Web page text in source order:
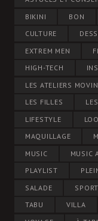
BIKINI
BON
CULTURE
EXTREM MEN
HIGH-TECH
LES ATELIERS
LES FILLES
LIFESTYLE
MAQUILLAGE
MUSIC
MUSIC
PLAYLIST
SALADE
SPORT
TABU
VILLA